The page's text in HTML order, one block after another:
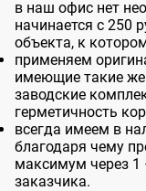
в наш офис нет
начинается с 250
объекта, к
применяем
имеющие такие
заводские
герметичность
всегда имеем в
благодаря чему
максимум через 1
заказчика.